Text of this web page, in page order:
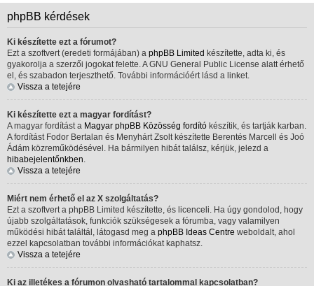
phpBB kérdések
Ki készítette ezt a fórumot?
Ezt a szoftvert (eredeti formájában) a phpBB Limited készítette, adta ki, és
gyakorolja a szerzői jogokat felette. A GNU General Public License alatt érhető
el, és szabadon terjeszthető. További információért lásd a linket.
Vissza a tetejére
Ki készítette ezt a magyar fordítást?
A magyar fordítást a Magyar phpBB Közösség fordító készítik, és tartják karban.
A fordítást Fodor Bertalan és Menyhárt Zsolt készítette Berentés Marcell és Joó
Ádám közreműködésével. Ha bármilyen hibát találsz, kérjük, jelezd a
hibabejelentőnkben.
Vissza a tetejére
Miért nem érhető el az X szolgáltatás?
Ezt a szoftvert a phpBB Limited készítette, és licenceli. Ha úgy gondolod, hogy
újabb szolgáltatások, funkciók szükségesek a fórumba, vagy valamilyen
működési hibát találtál, látogasd meg a phpBB Ideas Centre weboldalt, ahol
ezzel kapcsolatban további információkat kaphatsz.
Vissza a tetejére
Ki az illetékes a fórumon olvasható tartalommal kapcsolatban?